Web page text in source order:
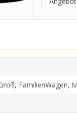
FamilienWagen,